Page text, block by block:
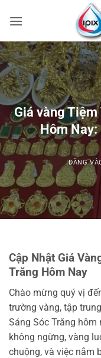
qua
dung
Giá vàng Tiệm
Hôm Nay:
ĐĂNG
Cập Nhật Giá
Trăng Hôm Nay
Chào mừng quý vị
trường vàng, tập
Sáng Sóc Trăng hôm
không ngừng, vàng
chuộng, và việc nắm